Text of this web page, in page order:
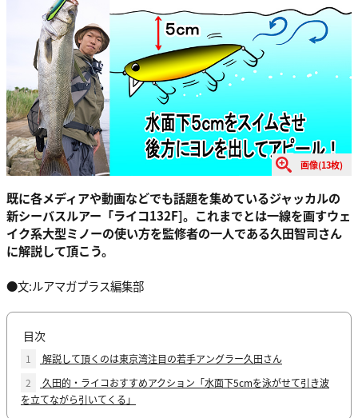
画像(13枚)
既に各メディアや動画などでも話題を集めているジャッカルの
新シーバスルアー「ライコ132F]。これまでとは一線を画すウェ
イク系大型ミノーの使い方を監修者の一人である久田智司さん
に解説して頂こう。
●文:ルアマガプラス編集部
目次
1
解説して頂くのは東京湾注目の若手アングラー久田さん
2
久田的・ライコおすすめアクション「水面下5cmを泳がせて引き波
を立てながら引いてくる」